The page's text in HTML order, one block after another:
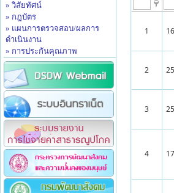
» วิสัยทัศน์
» กฎบัตร
» แผนการตรวจสอบ/ผลการ
ดำเนินงาน
» การประกันคุณภาพ
1
2
3
4